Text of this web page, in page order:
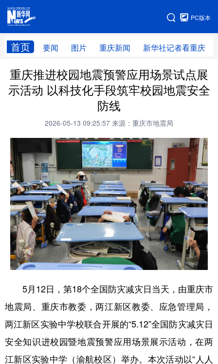
PC版本
首页 要闻 图片 重庆新闻 新华社记者看重庆
网站地图
重庆推进校园地震预警应用场景试点展
示活动 以科技化手段筑牢校园地震安全
防线
2026-05-13 09:25:57 来源：重庆市地震局
5月12日，第18个全国防灾减灾日当天，由重庆市
地震局、重庆市教委，两江新区教委、应急管理局，
两江新区实验中学校联合开展的“5.12”全国防灾减灾日
安全知识进校园暨地震预警应用场景展示活动，在两
江新区实验中学（渝航校区）举办。本次活动以“人人